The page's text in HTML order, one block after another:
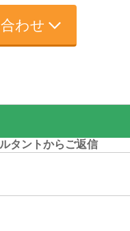
わせ
タントからご返信